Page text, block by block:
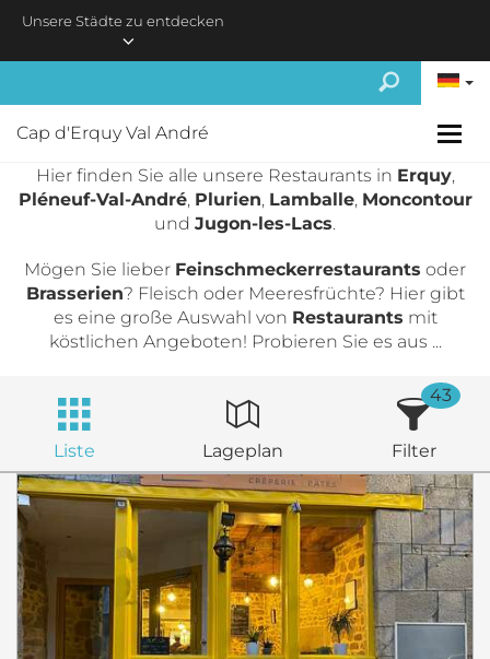
Skip to main content
Unsere Städte zu entdecken
Cap d'Erquy Val André
Hier finden Sie alle unsere Restaurants in Erquy,
Pléneuf-Val-André, Plurien, Lamballe, Moncontour
und Jugon-les-Lacs.
Mögen Sie lieber Feinschmeckerrestaurants oder
Brasserien? Fleisch oder Meeresfrüchte? Hier gibt
es eine große Auswahl von Restaurants mit
köstlichen Angeboten! Probieren Sie es aus ...
Liste Lageplan Filter
43